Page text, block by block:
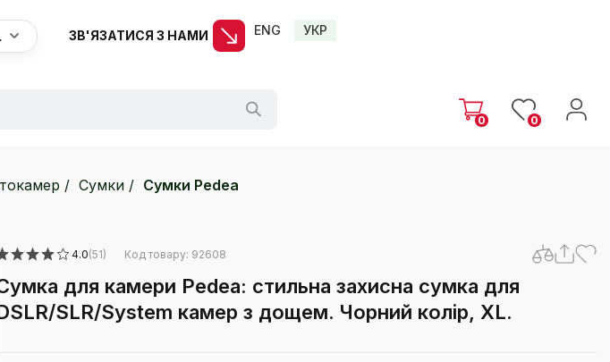
ЗВ'ЯЗАТИСЯ З НАМИ ENG УКР
0 0
Сумки Сумки Pedea
4.0(51) Код товару: 92608
для камери Pedea: стильна захисна сумка для
SLR/System камер з дощем. Чорний колір, XL.